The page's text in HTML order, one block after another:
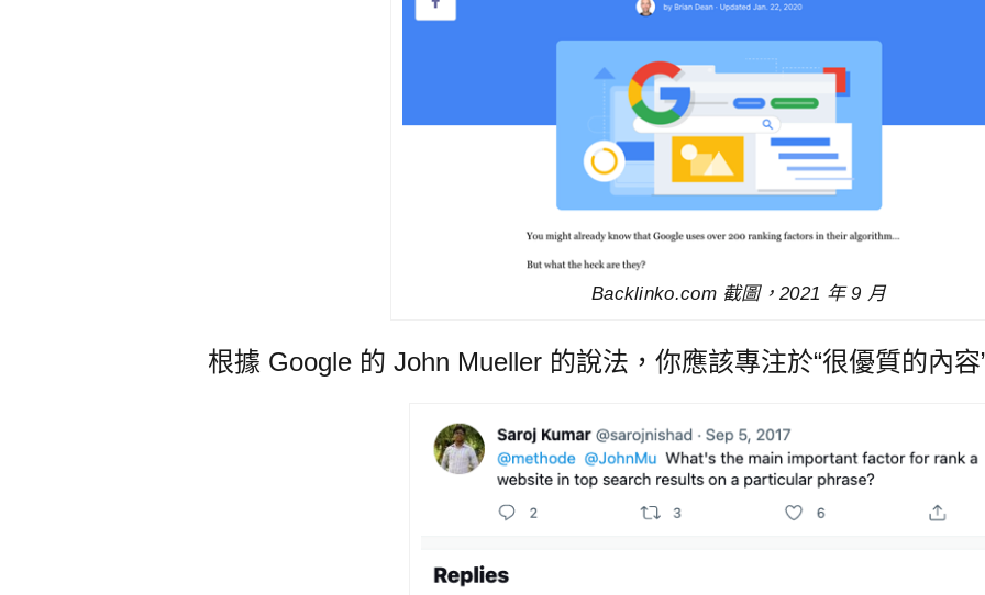
Backlinko.com 截圖，2021 年 9 月
根據 Google 的 John Mueller 的說法，你應該專注於“很優質的內容